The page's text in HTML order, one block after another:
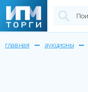
главная аукционы